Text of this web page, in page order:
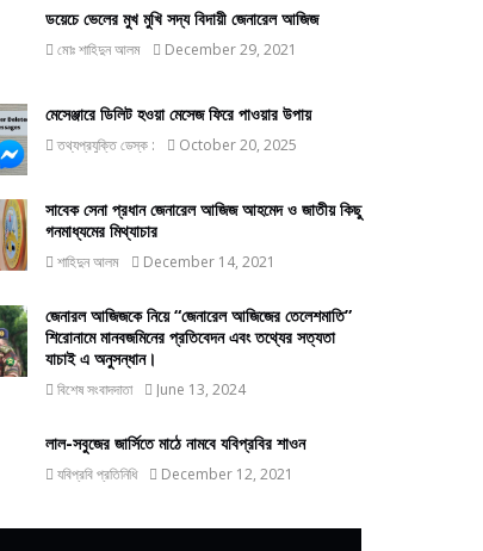
ডয়েচে ভেলের মুখ মুখি সদ্য বিদায়ী জেনারেল আজিজ
মোঃ শাহিদুন আলম December 29, 2021
মেসেঞ্জারে ডিলিট হওয়া মেসেজ ফিরে পাওয়ার উপায়
তথ্যপ্রযুক্তি ডেস্ক : October 20, 2025
সাবেক সেনা প্রধান জেনারেল আজিজ আহমেদ ও জাতীয় কিছু
গনমাধ্যমের মিথ্যাচার
শাহিদুন আলম December 14, 2021
জেনারল আজিজকে নিয়ে “জেনারেল আজিজের তেলেশমাতি”
শিরোনামে মানবজমিনের প্রতিবেদন এবং তথ্যের সত্যতা
যাচাই এ অনুসন্ধান।
বিশেষ সংবাদদাতা June 13, 2024
লাল-সবুজের জার্সিতে মাঠে নামবে যবিপ্রবির শাওন
যবিপ্রবি প্রতিনিধি December 12, 2021